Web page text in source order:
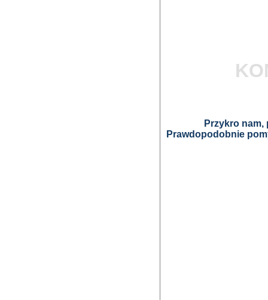
Przykro
Prawdopodobnie